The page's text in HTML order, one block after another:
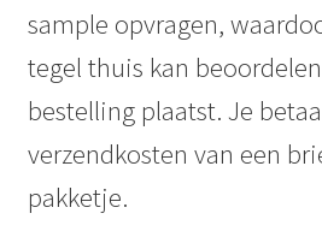
sample opvragen,
tegel thuis kan
bestelling plaatst. Je
verzendkosten van een
pakketje.